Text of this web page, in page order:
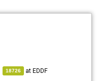
18726 atEDDF